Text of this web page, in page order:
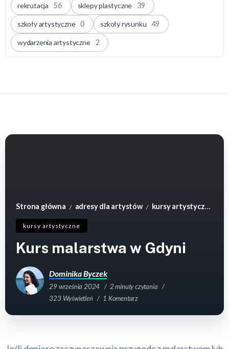
rekrutacja 56 sklepy plastyczne 39
szkoły artystyczne 0 szkoły rysunku 49
wydarzenia artystyczne 2
Strona główna / adresy dla artystów / kursy artystyczne
kursy artystyczne
Kurs malarstwa w Gdyni
Dominika Byczek
29 września 2024
2 minuty czytania
323 Wyświetleń
1 Komentarz